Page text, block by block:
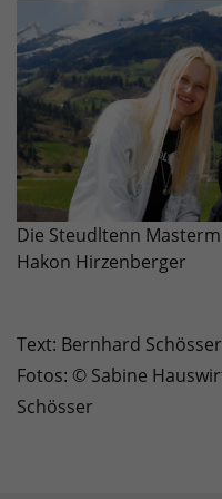
Die Steudltenn
Hakon Hirzenberger
Text: Bernhard Schösser
Fotos: © Sabine
Schösser